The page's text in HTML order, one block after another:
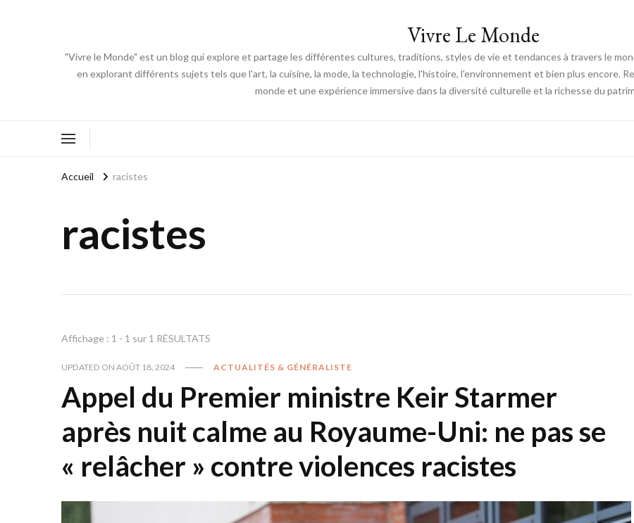
Vivre Le Monde
"Vivre le Monde" est un blog qui explore et partage les différentes cultures, traditions, styles de vie et tendances à travers le
en explorant différents sujets tels que l'art, la cuisine, la mode, la technologie, l'histoire, l'environnement et bien plus encore.
monde et une expérience immersive dans la diversité culturelle et la richesse du
Accueil racistes
racistes
Affichage : 1 - 1 sur 1 RÉSULTATS
UPDATED ON AOÛT 18, 2024 ACTUALITÉS & GÉNÉRALISTE
Appel du Premier ministre Keir Starmer
après nuit calme au Royaume-Uni: ne pas se
« relâcher » contre violences racistes